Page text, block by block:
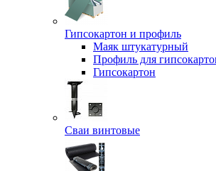
Гипсокартон и профиль
Маяк штукатурный
Профиль для
Гипсокартон
Сваи винтовые